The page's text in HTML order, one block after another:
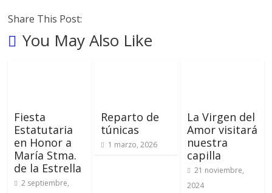
Share This Post:
You May Also Like
Fiesta
Estatutaria
en Honor a
María Stma.
de la Estrella
2 septiembre,
Reparto de
túnicas
1 marzo, 2026
La Virgen del
Amor visitará
nuestra
capilla
21 noviembre,
2024